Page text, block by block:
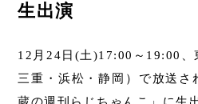
生出演
12月24日(土)17:00～19:00、
三重・浜松・静岡）で放送さ